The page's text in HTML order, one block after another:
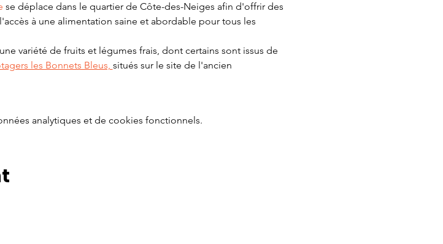
se déplace dans le quartier de Côte-des-Neiges afin d'offrir des
à une alimentation saine et abordable pour tous les
variété de fruits et légumes frais, dont certains sont issus de
les Bonnets Bleus, situés sur le site de l'ancien
analytiques et de cookies fonctionnels.